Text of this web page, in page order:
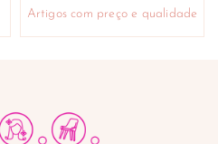
Artigos com preço e qualidade